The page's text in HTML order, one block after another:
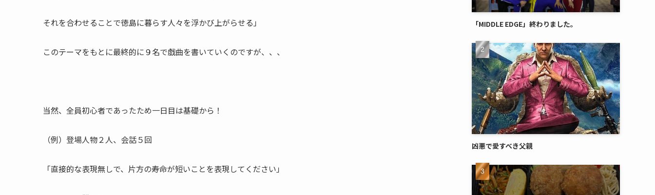
それを合わせることで徳島に暮らす人々を浮かび上がらせる」
このテーマをもとに最終的に９名で戯曲を書いていくのですが、、、
当然、全員初心者であったため一日目は基礎から！
（例）登場人物２人、会話５回
「直接的な表現無しで、片方の寿命が短いことを表現してください」
「MIDDLE EDGE」終わりました。
凶悪で愛すべき父親